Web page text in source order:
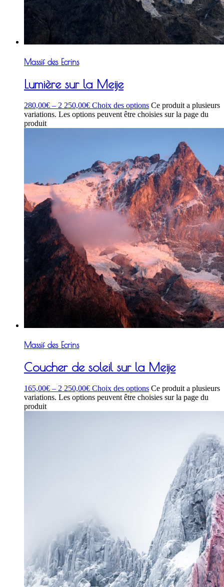
Massif des Ecrins
Lumière sur la Meije
280,00€ – 2 250,00€ Choix des options Ce produit a plusieurs
variations. Les options peuvent être choisies sur la page du
produit
Massif des Ecrins
Coucher de soleil sur la Meije
165,00€ – 2 250,00€ Choix des options Ce produit a plusieurs
variations. Les options peuvent être choisies sur la page du
produit